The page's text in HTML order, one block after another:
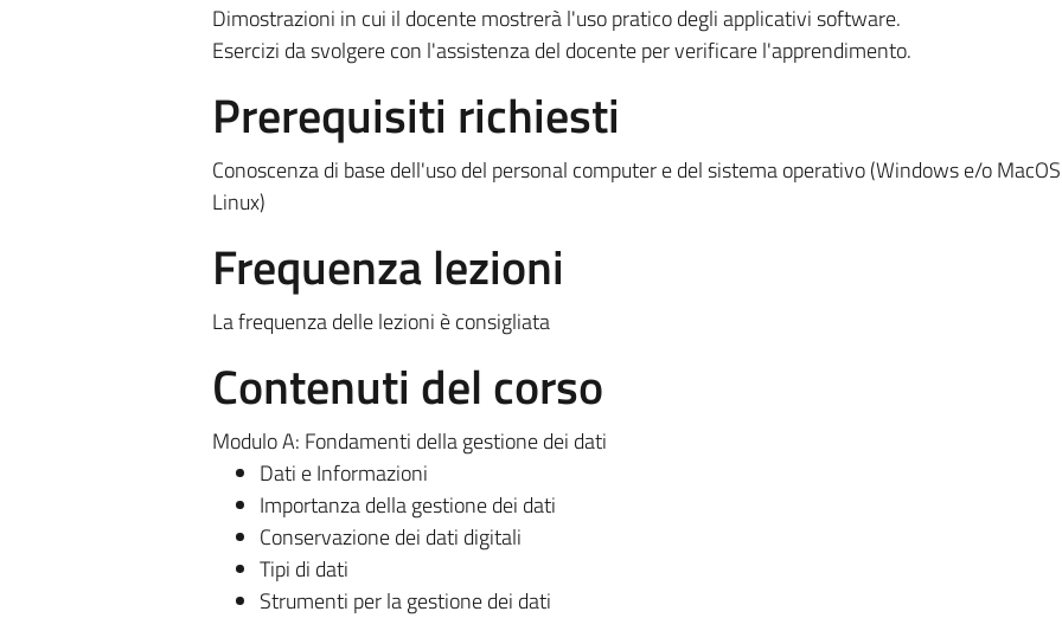
Dimostrazioni in cui il docente mostrerà l'uso pratico degli applicativi software.
Esercizi da svolgere con l'assistenza del docente per verificare l'apprendimento.
Prerequisiti richiesti
Conoscenza di base dell'uso del personal computer e del sistema operativo (Windows e/o
Linux)
Frequenza lezioni
La frequenza delle lezioni è consigliata
Contenuti del corso
Modulo A: Fondamenti della gestione dei dati
Dati e Informazioni
Importanza della gestione dei dati
Conservazione dei dati digitali
Tipi di dati
Strumenti per la gestione dei dati